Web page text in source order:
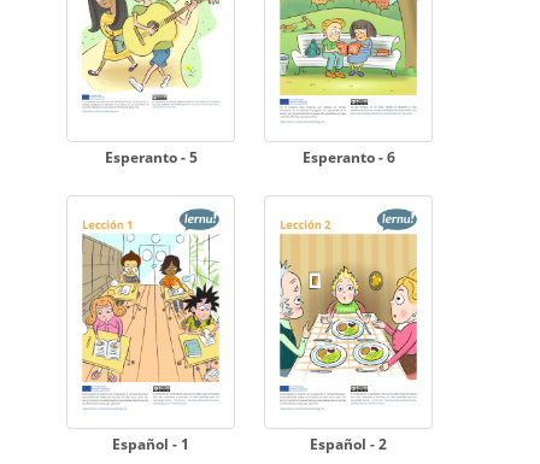
Esperanto - 5 Esperanto - 6
Español - 1 Español - 2